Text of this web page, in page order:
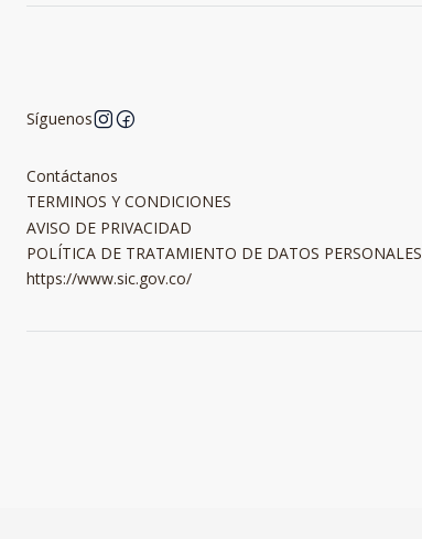
Síguenos
Contáctanos
TERMINOS Y CONDICIONES
AVISO DE PRIVACIDAD
POLÍTICA DE TRATAMIENTO DE DATOS PERSONALES
https://www.sic.gov.co/